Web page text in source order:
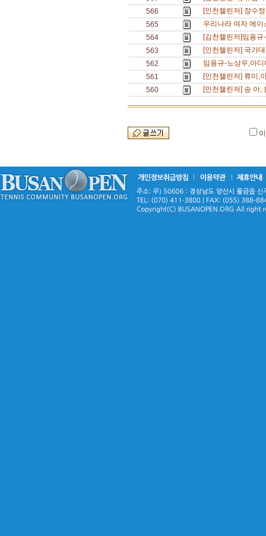
566
[인천챌린저] 장수
565
우리나라 여자 에
564
[김천챌린저]임용
563
[인천챌린저] 국가
562
임용규-노상우,아
561
[인천챌린저] 류미,
560
[인천챌린저] 송 아